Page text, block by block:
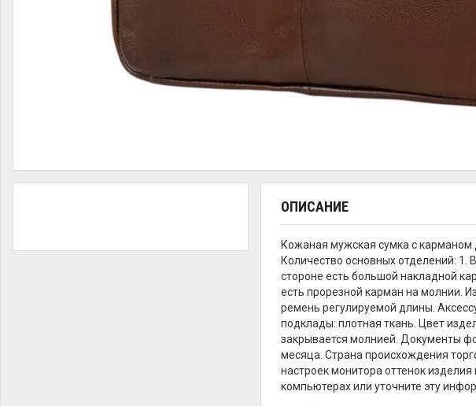
ОПИСАНИЕ
Кожаная мужская сумка с карманом
Количество основных отделений:
стороне есть большой накладной
есть прорезной карман на молнии.
ремень регулируемой длины.
подклады: плотная ткань. Цвет
закрывается молнией. Документы
месяца. Страна происхождения
настроек монитора оттенок
компьютерах или уточните эту